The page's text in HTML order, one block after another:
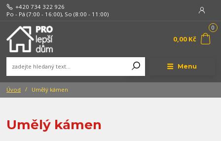
Menu
+420 734 322 926
Po - Pá (7:00 - 16:00), So (8:00 - 11:00)
0
0,00 Kč
Úvod Umělý kámen
Umělý kámen